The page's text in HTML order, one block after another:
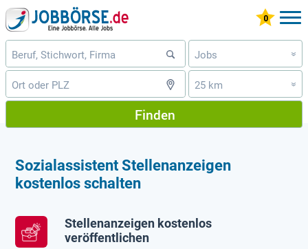
Jobs »
25 km »
Finden
Sozialassistent Stellenanzeigen
kostenlos schalten
Stellenanzeigen kostenlos
veröffentlichen